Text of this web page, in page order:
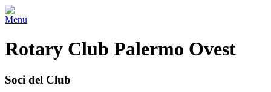
Menu
Rotary Club Palermo Ovest
Soci del Club